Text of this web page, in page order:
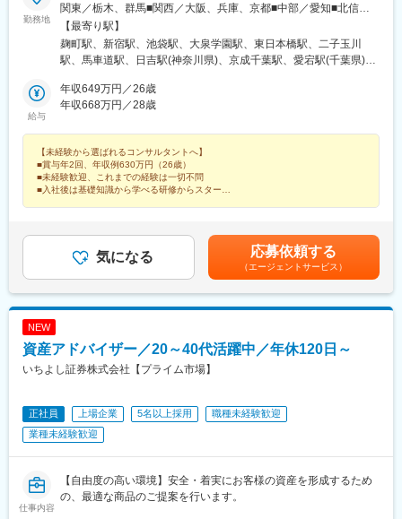
勤務地
関東／栃木、群馬■関西／大阪、兵庫、京都■中部／愛知■北信越
／新潟■東北／福島■中四国／岡山、広島■九州／福岡※詳細住所は
「勤務地一覧」からご確認いただけます※受動喫煙対策：屋内全面
禁煙※U・Iターン支援あり（社宅制度など）★：総合職の募集
支店や部署を異動し、経験を積み重ねながらキャリアを進んでい
きます。定例で行う上長との面談で「マネジメントを目指した
望を出すことが可能です。日頃から上司との距離も近く、個人の
働きっぷりがよく見える環境。希望や適性、これからに対する期
待などに応じて、最適な配属を行っています。◎社宅制度、引っ
越し費用負担があり、生活の不安なく経験の幅を広げていただけ
【最寄り駅】
麹町駅、新宿駅、池袋駅、大泉学園駅、東日本橋駅、二子玉川
駅、馬車道駅、日吉駅(神奈川県)、京成千葉駅、愛宕駅(千葉県)、
会津若松駅、新潟駅、高田駅(新潟県)、伏見駅(愛知県)、名鉄一宮
駅、京都河原町駅、堺筋本町駅、川西能勢口駅、岡山駅前駅、本
駅(愛知県)、尾張一宮駅、烏丸駅、本町駅、川西池田駅、岡山駅、
袋町駅、西鉄福岡駅、小倉駅(福岡県)、永田町駅、新宿西口駅、浜
町駅、新千葉駅、栄駅(愛知県)、西一宮駅、四条駅(京都市営)、西
川緑道公園駅、紙屋町西駅、天神南駅、旦過駅
給与
年収649万円／26歳
年収668万円／28歳
【未経験から選ばれるコンサルタントへ】
■賞与年2回、年収例630万円（26歳）
■未経験歓迎、これまでの経験は一切不問
■入社後は基礎知識から学べる研修からスタート
気になる 応募依頼する
（エージェントサービス）
NEW
資産アドバイザー／20～40代活躍中／年休120日～
いちよし証券株式会社【プライム市場】
正社員 上場企業 5名以上採用
職種未経験歓迎
業種未経験歓迎
仕事内容
【自由度の高い環境】安全・着実にお客様の資産を形成するため
の、最適な商品のご提案を行います。